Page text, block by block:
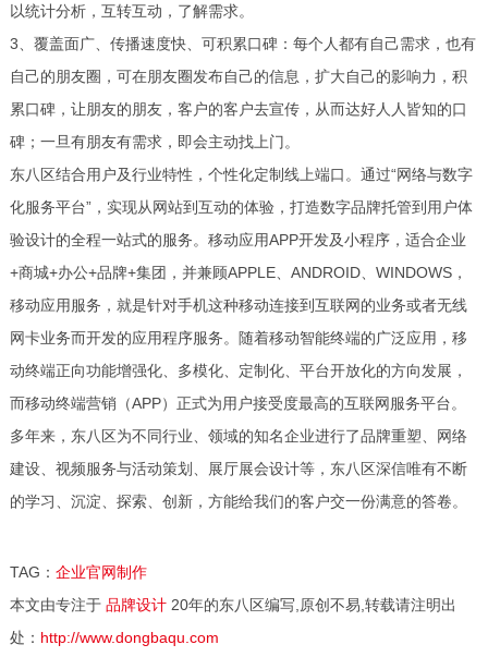
以统计分析，互转互动，了解需求。
3、覆盖面广、传播速度快、可积累口碑：每个人都有自己需求，也有
自己的朋友圈，可在朋友圈发布自己的信息，扩大自己的影响力，积
累口碑，让朋友的朋友，客户的客户去宣传，从而达好人人皆知的口
碑；一旦有朋友有需求，即会主动找上门。
东八区结合用户及行业特性，个性化定制线上端口。通过“网络与数字
化服务平台”，实现从网站到互动的体验，打造数字品牌托管到用户体
验设计的全程一站式的服务。移动应用APP开发及小程序，适合企业
+商城+办公+品牌+集团，并兼顾APPLE、ANDROID、WINDOWS，
移动应用服务，就是针对手机这种移动连接到互联网的业务或者无线
网卡业务而开发的应用程序服务。随着移动智能终端的广泛应用，移
动终端正向功能增强化、多模化、定制化、平台开放化的方向发展，
而移动终端营销（APP）正式为用户接受度最高的互联网服务平台。
多年来，东八区为不同行业、领域的知名企业进行了品牌重塑、网络
建设、视频服务与活动策划、展厅展会设计等，东八区深信唯有不断
的学习、沉淀、探索、创新，方能给我们的客户交一份满意的答卷。
TAG： 企业官网制作
本文由专注于 品牌设计20年的东八区编写,原创不易,转载请注明出
处： http://www.dongbaqu.com